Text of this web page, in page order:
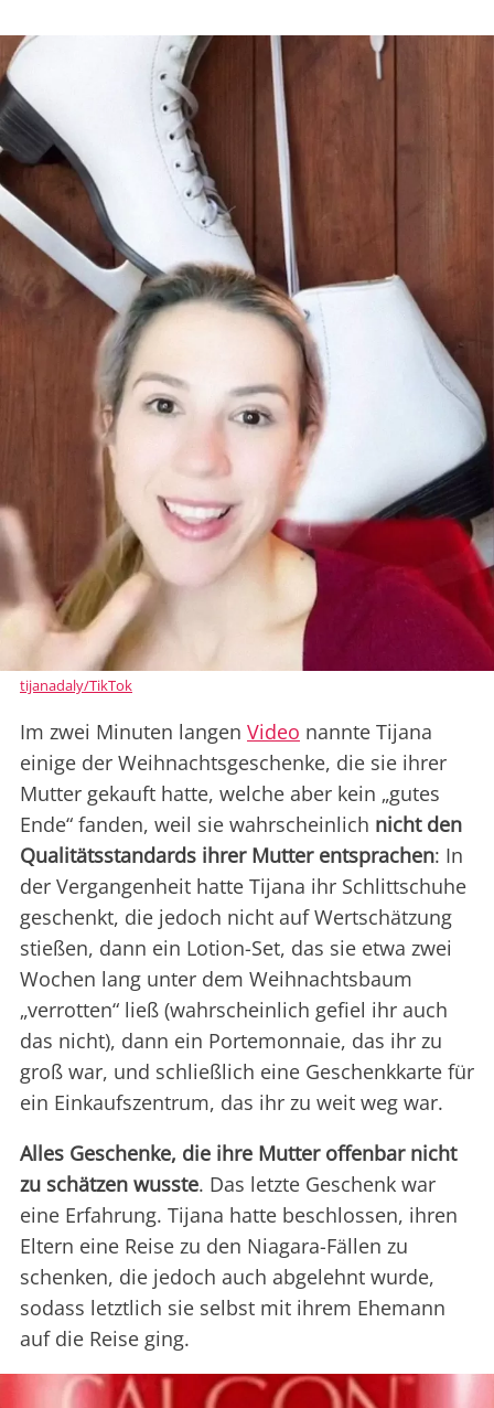
tijanadaly/TikTok
Im zwei Minuten langen Video nannte Tijana
einige der Weihnachtsgeschenke, die sie ihrer
Mutter gekauft hatte, welche aber kein „gutes
Ende“ fanden, weil sie wahrscheinlich nicht den
Qualitätsstandards ihrer Mutter entsprachen: In
der Vergangenheit hatte Tijana ihr Schlittschuhe
geschenkt, die jedoch nicht auf Wertschätzung
stießen, dann ein Lotion-Set, das sie etwa zwei
Wochen lang unter dem Weihnachtsbaum
„verrotten“ ließ (wahrscheinlich gefiel ihr auch
das nicht), dann ein Portemonnaie, das ihr zu
groß war, und schließlich eine Geschenkkarte für
ein Einkaufszentrum, das ihr zu weit weg war.
Alles Geschenke, die ihre Mutter offenbar nicht
zu schätzen wusste. Das letzte Geschenk war
eine Erfahrung. Tijana hatte beschlossen, ihren
Eltern eine Reise zu den Niagara-Fällen zu
schenken, die jedoch auch abgelehnt wurde,
sodass letztlich sie selbst mit ihrem Ehemann
auf die Reise ging.